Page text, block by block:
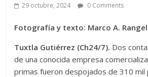
29 octubre, 2024 0 Comments
Fotografía y texto: Marco A. Rangel
Tuxtla Gutiérrez (Ch24/7). Dos
de una conocida empresa
primas fueron despojados de 310